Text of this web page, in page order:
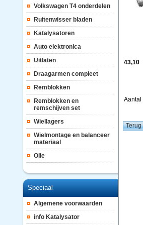
Volkswagen T4 onderdelen
Ruitenwisser bladen
Katalysatoren
Auto elektronica
Uitlaten
Draagarmen compleet
Remblokken
Remblokken en
remschijven set
Wiellagers
Wielmontage en balanceer
materiaal
Olie
Speciaal
Algemene voorwaarden
info Katalysator
43,10